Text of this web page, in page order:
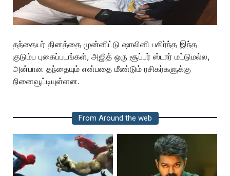
தந்தையர் தினத்தை முன்னிட்டு ஷாலினி பகிர்ந்த இந்த
குடும்ப புகைப்படங்கள், அஜித் ஒரு சூப்பர் ஸ்டார் மட்டுமல்ல,
அன்பான தந்தையும் என்பதை மீண்டும் ரசிகர்களுக்கு
நினைவூட்டியுள்ளன.
From Around the web